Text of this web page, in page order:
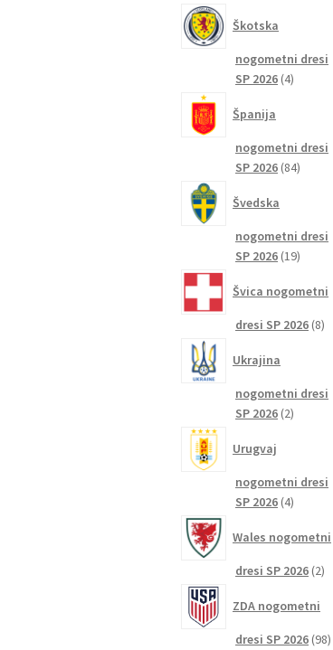
Škotska
nogometni dresi
SP 2026 44
Španija
nogometni dresi
SP 2026 8484
Švedska
nogometni dresi
SP 2026 1919
Švica nogometni
dresi SP 2026 88
Ukrajina
nogometni dresi
SP 2026 22
Urugvaj
nogometni dresi
SP 2026 44
Wales nogometni
dresi SP 2026 22
ZDA nogometni
dresi SP 2026 9898